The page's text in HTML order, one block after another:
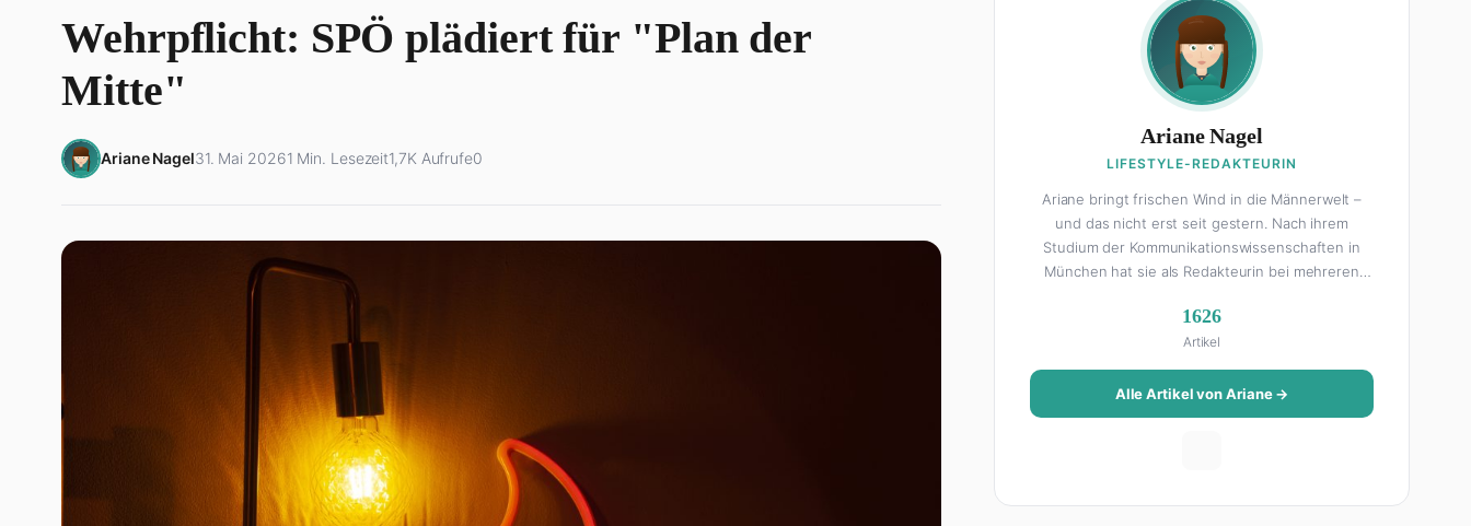
Wehrpflicht: SPÖ plädiert für "Plan der
Mitte"
Ariane Nagel31. Mai 20261 Min. Lesezeit1,7K Aufrufe0
Ariane Nagel
LIFESTYLE-REDAKTEURIN
Ariane bringt frischen Wind in die Männerwelt –
und das nicht erst seit gestern. Nach ihrem
Studium der Kommunikationswissenschaften in
München hat sie als Redakteurin bei mehreren
FHM-Team gestoßen ist. Als Lifestyle-Redakteurin
schreibt sie über alles, was das Leben schöner
macht: von Interior Design und Reise-Tipps über
Food-Trends bis hin zu Beziehungsratgebern, die
auch Männer gerne lesen. Ihre Geheimwaffe: Sie
1626
Artikel
Alle Artikel von Ariane →